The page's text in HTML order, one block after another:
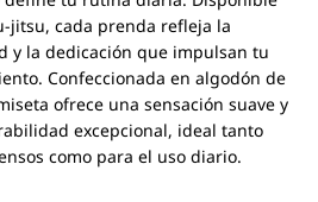
jitsu, cada prenda refleja la
y la dedicación que impulsan tu
Confeccionada en algodón de
ofrece una sensación suave y
excepcional, ideal tanto
como para el uso diario.